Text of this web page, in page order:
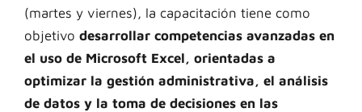
(martes y viernes), la capacitación tiene como
objetivo desarrollar competencias avanzadas en
el uso de Microsoft Excel, orientadas a
optimizar la gestión administrativa, el análisis
de datos y la toma de decisiones en las